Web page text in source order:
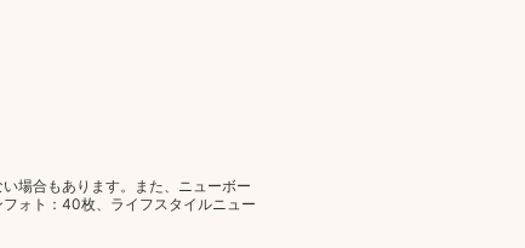
場合もあります。また、ニューボー
ォト：40枚、ライフスタイルニュー